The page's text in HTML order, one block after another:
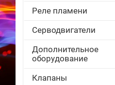
Реле пламени
Серводвигатели
Дополнительное
оборудование
Клапаны